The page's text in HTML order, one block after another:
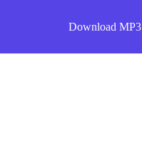
Download MP3